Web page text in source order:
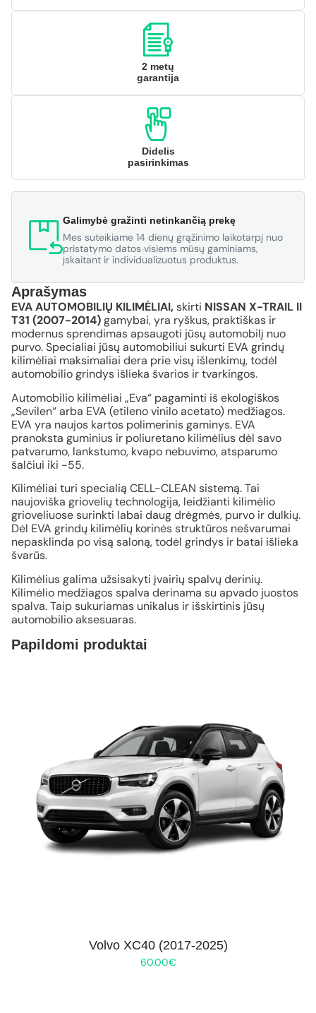
2 metų
garantija
Didelis
pasirinkimas
Galimybė gražinti netinkančią prekę
Mes suteikiame 14 dienų grąžinimo laikotarpį nuo
pristatymo datos visiems mūsų gaminiams,
įskaitant ir individualizuotus produktus.
Aprašymas
EVA AUTOMOBILIŲ KILIMĖLIAI, skirti NISSAN X-TRAIL II
T31 (2007-2014)gamybai, yra ryškus, praktiškas ir
modernus sprendimas apsaugoti jūsų automobilį nuo
purvo. Specialiai jūsų automobiliui sukurti EVA grindų
kilimėliai maksimaliai dera prie visų išlenkimų, todėl
automobilio grindys išlieka švarios ir tvarkingos.
Automobilio kilimėliai „Eva“ pagaminti iš ekologiškos
„Sevilen“ arba EVA (etileno vinilo acetato) medžiagos.
EVA yra naujos kartos polimerinis gaminys. EVA
pranoksta guminius ir poliuretano kilimėlius dėl savo
patvarumo, lankstumo, kvapo nebuvimo, atsparumo
šalčiui iki -55.
Kilimėliai turi specialią CELL-CLEAN sistemą. Tai
naujoviška griovelių technologija, leidžianti kilimėlio
grioveliuose surinkti labai daug drėgmės, purvo ir dulkių.
Dėl EVA grindų kilimėlių korinės struktūros nešvarumai
nepasklinda po visą saloną, todėl grindys ir batai išlieka
švarūs.
Kilimėlius galima užsisakyti įvairių spalvų derinių.
Kilimėlio medžiagos spalva derinama su apvado juostos
spalva. Taip sukuriamas unikalus ir išskirtinis jūsų
automobilio aksesuaras.
Papildomi produktai
Volvo XC40 (2017-2025)
60.00€